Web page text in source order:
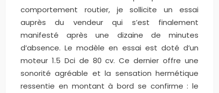
comportement routier, je sollicite un essai
auprès du vendeur qui s’est finalement
manifesté après une dizaine de minutes
d’absence. Le modèle en essai est doté d’un
moteur 1.5 Dci de 80 cv. Ce dernier offre une
sonorité agréable et la sensation hermétique
ressentie en montant à bord se confirme : le